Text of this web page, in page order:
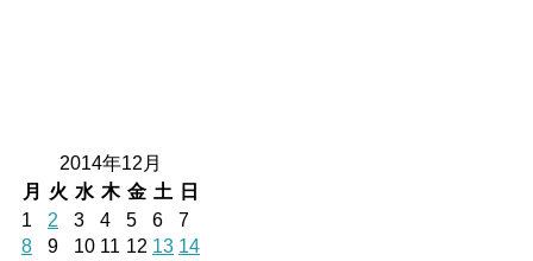
2014年12月
月
火 水 木 金 土 日
1
2 3 4 5 6
7
8
9 10 11 12 13 14